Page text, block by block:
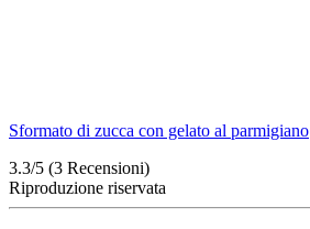
Sformato di zucca con gelato al parmigiano
3.3/5 (3 Recensioni)
Riproduzione riservata